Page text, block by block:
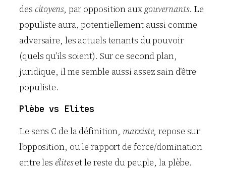
des citoyens, par opposition auxgouvernants. Le
populiste aura, potentiellement aussi comme
adversaire, les actuels tenants du pouvoir
(quels qu’ils soient). Sur ce second plan,
juridique, il me semble aussi assez sain d’être
populiste.
Plèbe vs Elites
Le sens C de la définition, marxiste, repose sur
l’opposition, ou le rapport de force/domination
entre les éliteset le reste du peuple, la plèbe.